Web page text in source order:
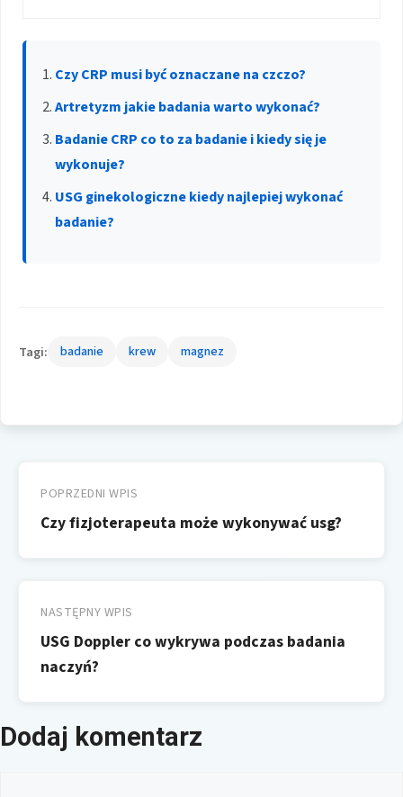
Czy CRP musi być oznaczane na czczo?
Artretyzm jakie badania warto wykonać?
Badanie CRP co to za badanie i kiedy się je
wykonuje?
USG ginekologiczne kiedy najlepiej wykonać
badanie?
Tagi: badanie krew magnez
wpisu
POPRZEDNI WPIS
Czy fizjoterapeuta może wykonywać usg?
NASTĘPNY WPIS
USG Doppler co wykrywa podczas badania
naczyń?
Dodaj komentarz